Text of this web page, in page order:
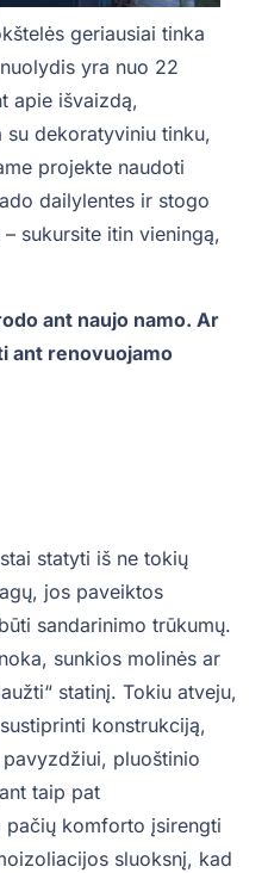
geriausiai tinka
yra nuo 22
apie išvaizdą,
dekoratyviniu tinku,
projekte naudoti
dailylentes ir stogo
sukursite itin vieningą,
ant naujo namo. Ar
ant renovuojamo
statyti iš ne tokių
jos paveiktos
sandarinimo trūkumų.
sunkios molinės ar
statinį. Tokiu atveju,
konstrukciją,
pluoštinio
taip pat
pačių komforto įsirengti
sluoksnį, kad